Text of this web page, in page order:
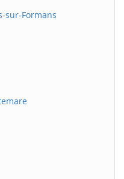
sur-Formans